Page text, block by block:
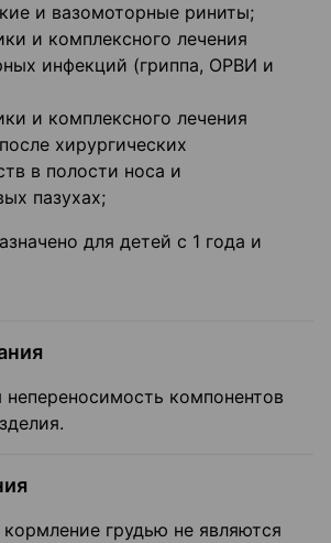
и вазомоторные риниты;
и комплексного лечения
инфекций (гриппа, ОРВИ и
и комплексного лечения
хирургических
в полости носа и
пазухах;
для детей с 1 года и
непереносимость компонентов
грудью не являются